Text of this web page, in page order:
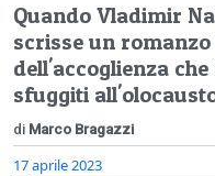
Quando Vladimir
scrisse un
dell'accoglienza
sfuggiti
di Marco Bragazzi
17 aprile 2023